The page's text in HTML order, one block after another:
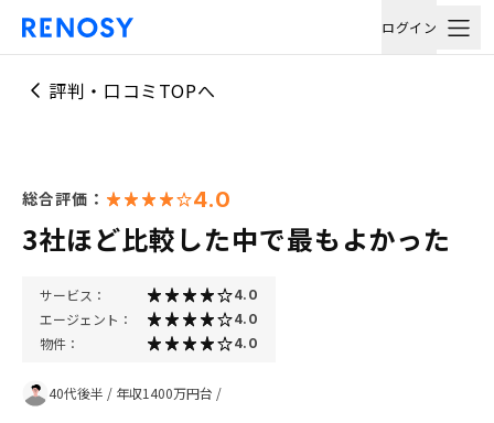
ログイン
評判・口コミTOPへ
総合評価： 4.0
3社ほど比較した中で最もよかった
サービス： 4.0
エージェント： 4.0
物件： 4.0
40代後半 / 年収1400万円台 /